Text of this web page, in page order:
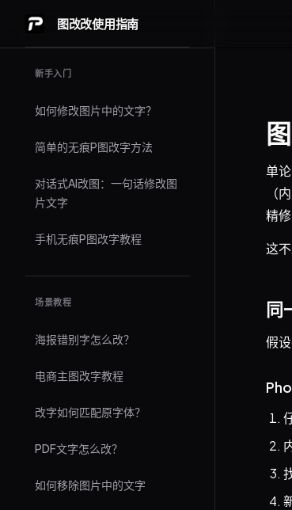
Skip to content
图改改使用指南
新手入门
如何修改图片中的文字？
简单的无痕P图改字方法
对话式AI改图：一句话修改图
片文字
手机无痕P图改字教程
场景教程
海报错别字怎么改？
电商主图改字教程
改字如何匹配原字体？
PDF文字怎么改？
如何移除图片中的文字
单
（
精
这
同
假